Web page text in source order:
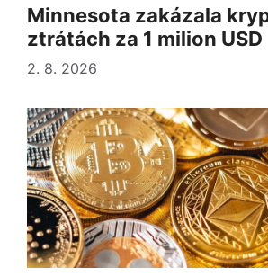
Minnesota zakázala
ztrátách za 1 milion USD
2. 8. 2026